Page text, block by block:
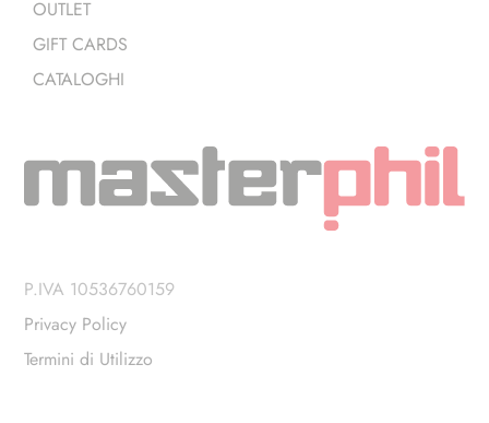
OUTLET
GIFT CARDS
CATALOGHI
P.IVA 10536760159
Privacy Policy
Termini di Utilizzo